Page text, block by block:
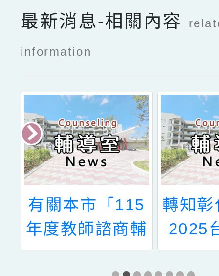
最新消息-相關內容
information
有關本市「115
年度教師諮商輔
導支持服務」合
轉知
2025
展「